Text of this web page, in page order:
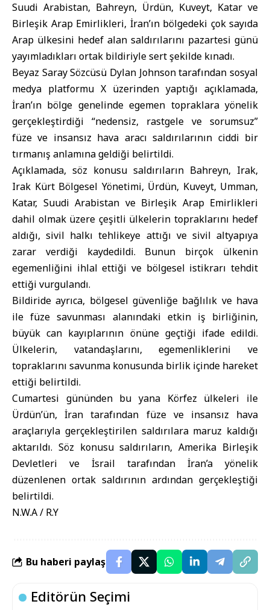
Suudi Arabistan, Bahreyn, Ürdün, Kuveyt, Katar ve
Birleşik Arap Emirlikleri, İran’ın bölgedeki çok sayıda
Arap ülkesini hedef alan saldırılarını pazartesi günü
yayımladıkları ortak bildiriyle sert şekilde kınadı.
Beyaz Saray Sözcüsü Dylan Johnson tarafından sosyal
medya platformu X üzerinden yaptığı açıklamada,
İran’ın bölge genelinde egemen topraklara yönelik
gerçekleştirdiği “nedensiz, rastgele ve sorumsuz”
füze ve insansız hava aracı saldırılarının ciddi bir
tırmanış anlamına geldiği belirtildi.
Açıklamada, söz konusu saldırıların Bahreyn, Irak,
Irak Kürt Bölgesel Yönetimi, Ürdün, Kuveyt, Umman,
Katar, Suudi Arabistan ve Birleşik Arap Emirlikleri
dahil olmak üzere çeşitli ülkelerin topraklarını hedef
aldığı, sivil halkı tehlikeye attığı ve sivil altyapıya
zarar verdiği kaydedildi. Bunun birçok ülkenin
egemenliğini ihlal ettiği ve bölgesel istikrarı tehdit
ettiği vurgulandı.
Bildiride ayrıca, bölgesel güvenliğe bağlılık ve hava
ile füze savunması alanındaki etkin iş birliğinin,
büyük can kayıplarının önüne geçtiği ifade edildi.
Ülkelerin, vatandaşlarını, egemenliklerini ve
topraklarını savunma konusunda birlik içinde hareket
ettiği belirtildi.
Cumartesi gününden bu yana Körfez ülkeleri ile
Ürdün’ün, İran tarafından füze ve insansız hava
araçlarıyla gerçekleştirilen saldırılara maruz kaldığı
aktarıldı. Söz konusu saldırıların, Amerika Birleşik
Devletleri ve İsrail tarafından İran’a yönelik
düzenlenen ortak saldırının ardından gerçekleştiği
belirtildi.
N.W.A / R.Y
Bu haberi paylaş
Editörün Seçimi